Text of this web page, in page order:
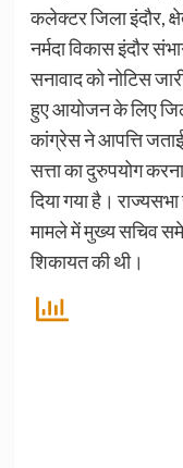
कलेक्टर जिला इंदौर,
नर्मदा विकास इंदौर
सनावाद को नोटिस
हुए आयोजन के लिए
कांग्रेस ने आपत्ति जताई
सत्ता का दुरुपयोग
दिया गया है।
मामले में मुख्य सचिव
शिकायत की थी।